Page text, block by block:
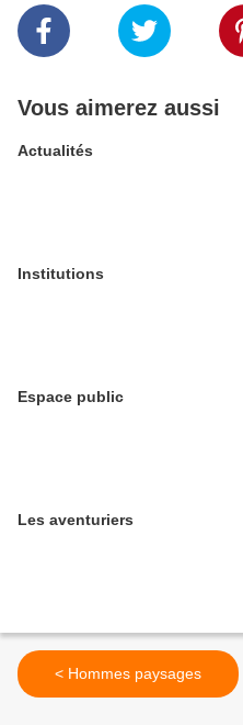
Vous aimerez aussi
Actualités
Institutions
Espace public
Les aventuriers
< Hommes paysages